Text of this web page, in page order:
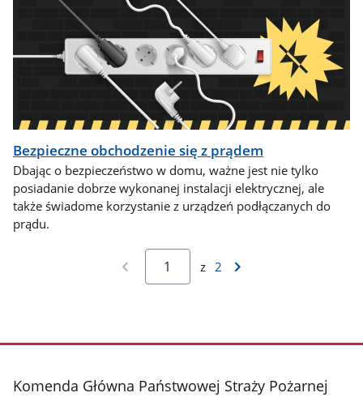
Bezpieczne obchodzenie się z prądem
Dbając o bezpieczeństwo w domu, ważne jest nie tylko
posiadanie dobrze wykonanej instalacji elektrycznej, ale
także świadome korzystanie z urządzeń podłączanych do
prądu.
z 2
stopka
Komenda Główna Państwowej Straży Pożarnej